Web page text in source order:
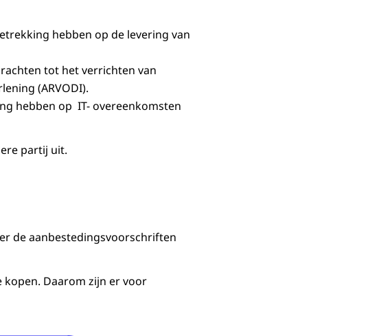
hebben op de levering van
tot het verrichten van
(ARVODI).
hebben op IT- overeenkomsten
partij uit.
de aanbestedingsvoorschriften
kopen. Daarom zijn er voor